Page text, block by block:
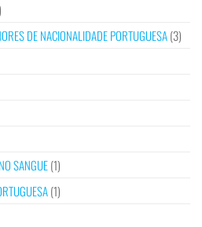
DE NACIONALIDADE PORTUGUESA(3)
SANGUE(1)
(1)